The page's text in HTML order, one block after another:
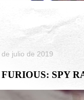
julio de 2019
SPY